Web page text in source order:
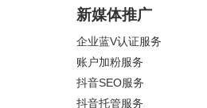
新媒体推广
企业蓝V认证服务
账户加粉服务
抖音SEO服务
抖音托管服务